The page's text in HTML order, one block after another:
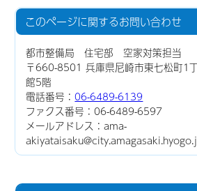
このページに関するお問い合わせ
都市整備局 住宅部 空家対策担当
〒660-8501 兵庫県尼崎市東七松町1
館5階
電話番号：06-6489-6139
ファクス番号：06-6489-6597
メールアドレス：ama-